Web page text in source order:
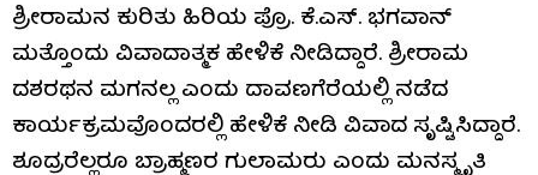
ಶ್ರೀರಾಮನ ಕುರಿತು ಹಿರಿಯ ಪ್ರೊ. ಕೆ.ಎಸ್. ಭಗವಾನ್
ಮತ್ತೊಂದು ವಿವಾದಾತ್ಮಕ ಹೇಳಿಕೆ ನೀಡಿದ್ದಾರೆ. ಶ್ರೀರಾಮ
ದಶರಥನ ಮಗನಲ್ಲ ಎಂದು ದಾವಣಗೆರೆಯಲ್ಲಿ ನಡೆದ
ಕಾರ್ಯಕ್ರಮವೊಂದರಲ್ಲಿ ಹೇಳಿಕೆ ನೀಡಿ ವಿವಾದ ಸೃಷ್ಟಿಸಿದ್ದಾರೆ.
ಶೂದ್ರರೆಲ್ಲರೂ ಬ್ರಾಹ್ಮಣರ ಗುಲಾಮರು ಎಂದು ಮನಸ್ಮೃತಿ